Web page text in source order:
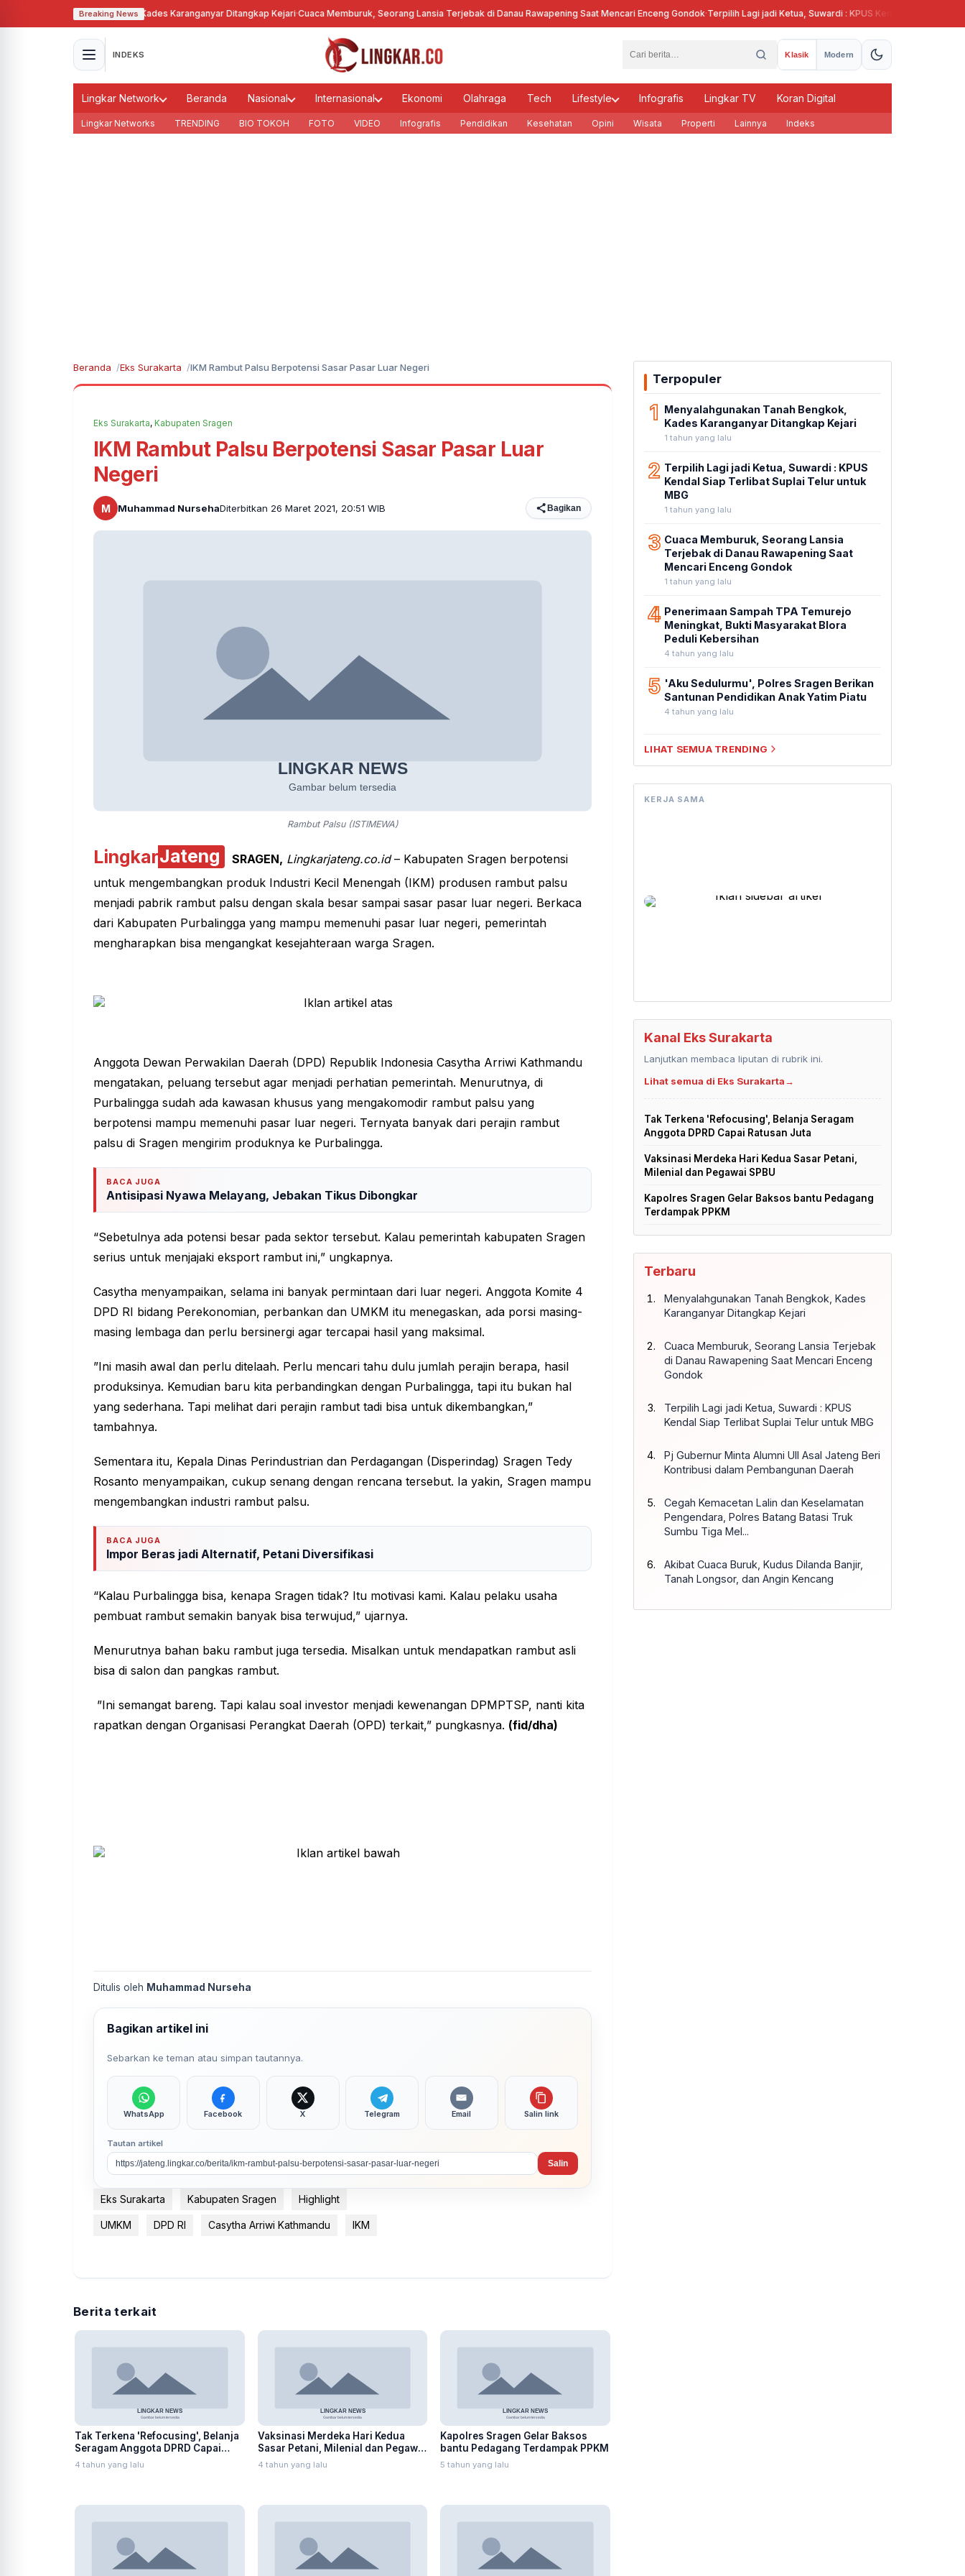
Breaking News
Tanah Bengkok, Kades Karanganyar Ditangkap Kejari· Cuaca Memburuk, Seorang Lansia Terjebak di Danau Rawapening Saat Mencari Enceng Gondok·Terpilih Lagi jadi Ketua, Suwardi : KPUS Kendal Siap Terlibat Suplai
INDEKS Klasik Modern
Lingkar Network Beranda Nasional Internasional Ekonomi Olahraga Tech Lifestyle Infografis Lingkar TV Koran Digital
Lingkar Networks TRENDING BIO TOKOH FOTO VIDEO Infografis Pendidikan Kesehatan Opini Wisata Properti Lainnya Indeks
Beranda Eks Surakarta IKM Rambut Palsu Berpotensi Sasar Pasar Luar Negeri
Eks Surakarta, Kabupaten Sragen
IKM Rambut Palsu Berpotensi Sasar Pasar Luar
Negeri
M Muhammad NursehaDiterbitkan 26 Maret 2021, 20:51 WIB Bagikan
Rambut Palsu (ISTIMEWA)
LingkarJateng SRAGEN, Lingkarjateng.co.id– Kabupaten Sragen berpotensi
untuk mengembangkan produk Industri Kecil Menengah (IKM) produsen rambut palsu
menjadi pabrik rambut palsu dengan skala besar sampai sasar pasar luar negeri. Berkaca
dari Kabupaten Purbalingga yang mampu memenuhi pasar luar negeri, pemerintah
mengharapkan bisa mengangkat kesejahteraan warga Sragen.
Anggota Dewan Perwakilan Daerah (DPD) Republik Indonesia Casytha Arriwi Kathmandu
mengatakan, peluang tersebut agar menjadi perhatian pemerintah. Menurutnya, di
Purbalingga sudah ada kawasan khusus yang mengakomodir rambut palsu yang
berpotensi mampu memenuhi pasar luar negeri. Ternyata banyak dari perajin rambut
palsu di Sragen mengirim produknya ke Purbalingga.
BACA JUGA
Antisipasi Nyawa Melayang, Jebakan Tikus Dibongkar
“Sebetulnya ada potensi besar pada sektor tersebut. Kalau pemerintah kabupaten Sragen
serius untuk menjajaki eksport rambut ini,” ungkapnya.
Casytha menyampaikan, selama ini banyak permintaan dari luar negeri. Anggota Komite 4
DPD RI bidang Perekonomian, perbankan dan UMKM itu menegaskan, ada porsi masing-
masing lembaga dan perlu bersinergi agar tercapai hasil yang maksimal.
”Ini masih awal dan perlu ditelaah. Perlu mencari tahu dulu jumlah perajin berapa, hasil
produksinya. Kemudian baru kita perbandingkan dengan Purbalingga, tapi itu bukan hal
yang sederhana. Tapi melihat dari perajin rambut tadi bisa untuk dikembangkan,”
tambahnya.
Sementara itu, Kepala Dinas Perindustrian dan Perdagangan (Disperindag) Sragen Tedy
Rosanto menyampaikan, cukup senang dengan rencana tersebut. Ia yakin, Sragen mampu
mengembangkan industri rambut palsu.
BACA JUGA
Impor Beras jadi Alternatif, Petani Diversifikasi
“Kalau Purbalingga bisa, kenapa Sragen tidak? Itu motivasi kami. Kalau pelaku usaha
pembuat rambut semakin banyak bisa terwujud,” ujarnya.
Menurutnya bahan baku rambut juga tersedia. Misalkan untuk mendapatkan rambut asli
bisa di salon dan pangkas rambut.
”Ini semangat bareng. Tapi kalau soal investor menjadi kewenangan DPMPTSP, nanti kita
rapatkan dengan Organisasi Perangkat Daerah (OPD) terkait,” pungkasnya. (fid/dha)
Ditulis oleh Muhammad Nurseha
Bagikan artikel ini
Sebarkan ke teman atau simpan tautannya.
WhatsApp Facebook X Telegram Email Salin link
Tautan artikel
Salin
Eks Surakarta Kabupaten Sragen Highlight
UMKM DPD RI Casytha Arriwi Kathmandu IKM
Berita terkait
Tak Terkena 'Refocusing', Belanja
Seragam Anggota DPRD Capai
Ratusan Juta
4 tahun yang lalu
Vaksinasi Merdeka Hari Kedua
Sasar Petani, Milenial dan Pegawai
SPBU
4 tahun yang lalu
Kapolres Sragen Gelar Baksos
bantu Pedagang Terdampak PPKM
5 tahun yang lalu
Terpopuler
1 Menyalahgunakan Tanah Bengkok,
Kades Karanganyar Ditangkap Kejari
1 tahun yang lalu
2 Terpilih Lagi jadi Ketua, Suwardi : KPUS
Kendal Siap Terlibat Suplai Telur untuk
MBG
1 tahun yang lalu
3 Cuaca Memburuk, Seorang Lansia
Terjebak di Danau Rawapening Saat
Mencari Enceng Gondok
1 tahun yang lalu
4 Penerimaan Sampah TPA Temurejo
Meningkat, Bukti Masyarakat Blora
Peduli Kebersihan
4 tahun yang lalu
5 'Aku Sedulurmu', Polres Sragen Berikan
Santunan Pendidikan Anak Yatim Piatu
4 tahun yang lalu
LIHAT SEMUA TRENDING
KERJA SAMA
Kanal Eks Surakarta
Lanjutkan membaca liputan di rubrik ini.
Lihat semua di Eks Surakarta→
Tak Terkena 'Refocusing', Belanja Seragam
Anggota DPRD Capai Ratusan Juta
Vaksinasi Merdeka Hari Kedua Sasar Petani,
Milenial dan Pegawai SPBU
Kapolres Sragen Gelar Baksos bantu Pedagang
Terdampak PPKM
Terbaru
Menyalahgunakan Tanah Bengkok, Kades
Karanganyar Ditangkap Kejari
Cuaca Memburuk, Seorang Lansia Terjebak
di Danau Rawapening Saat Mencari Enceng
Gondok
Terpilih Lagi jadi Ketua, Suwardi : KPUS
Kendal Siap Terlibat Suplai Telur untuk MBG
Pj Gubernur Minta Alumni UII Asal Jateng Beri
Kontribusi dalam Pembangunan Daerah
Cegah Kemacetan Lalin dan Keselamatan
Pengendara, Polres Batang Batasi Truk
Sumbu Tiga Mel...
Akibat Cuaca Buruk, Kudus Dilanda Banjir,
Tanah Longsor, dan Angin Kencang